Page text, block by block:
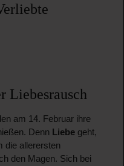
Liebesrausch
am 14. Februar ihre
Denn Liebegeht,
die allerersten
den Magen. Sich bei